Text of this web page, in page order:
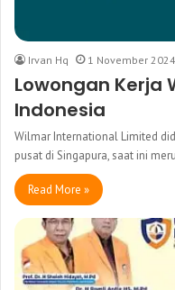
Irvan Hq 1 November 2024
Lowongan Kerja
Indonesia
Wilmar International Limited
pusat di Singapura, saat ini
Read More »